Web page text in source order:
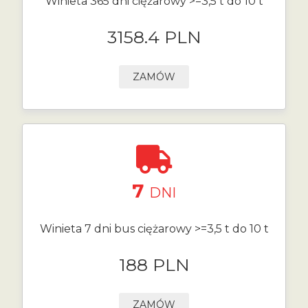
3158.4 PLN
ZAMÓW
7 DNI
Winieta 7 dni bus ciężarowy >=3,5 t do 10 t
188 PLN
ZAMÓW